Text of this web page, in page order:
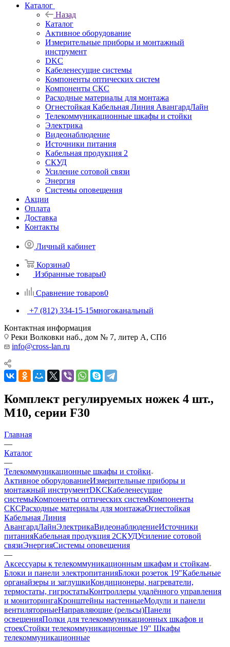
Каталог
Назад
Каталог
Активное оборудование
Измерительные приборы и монтажный
инструмент
DKC
Кабеленесущие системы
Компоненты оптических систем
Компоненты СКС
Расходные материалы для монтажа
Огнестойкая Кабельная Линия АвангардЛайн
Телекоммуникационные шкафы и стойки
Электрика
Видеонаблюдение
Источники питания
Кабельная продукция 2
СКУД
Усиление сотовой связи
Энергия
Системы оповещения
Акции
Оплата
Доставка
Контакты
Личный кабинет
Корзина0
Избранные товары0
Сравнение товаров0
+7 (812) 334-15-15многоканальный
Контактная информация
Реки Волковки наб., дом № 7, литер А, СПб
info@cross-lan.ru
Комплект регулируемых ножек 4 шт.,
M10, серии F30
Главная
—
Каталог
—
Телекоммуникационные шкафы и стойки
Активное оборудованиеИзмерительные приборы и
монтажный инструментDKCКабеленесущие
системыКомпоненты оптических системКомпоненты
СКСРасходные материалы для монтажаОгнестойкая
Кабельная Линия
АвангардЛайнЭлектрикаВидеонаблюдениеИсточники
питанияКабельная продукция 2СКУДУсиление сотовой
связиЭнергияСистемы оповещения
—
Аксессуары к телекоммуникационным шкафам и стойкам
Блоки и панели электропитанияБлоки розеток 19"Кабельные
органайзеры и заглушкиКондиционеры, нагреватели,
термостаты, гигростатыКонтроллеры удалённого управления
и мониторингаКронштейны настенныеМодули и панели
вентиляторныеНаправляющие (рельсы)Панели
освещенияПолки для телекоммуникационных шкафов и
стоекСтойки телекоммуникационные 19" Шкафы
телекоммуникационные